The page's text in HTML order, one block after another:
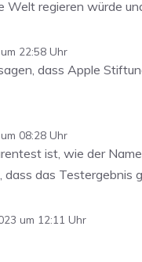
Welt regieren würde
22:58 Uhr
dass Apple
08:28 Uhr
ist, wie der
dass das Testergebnis
um 12:11 Uhr